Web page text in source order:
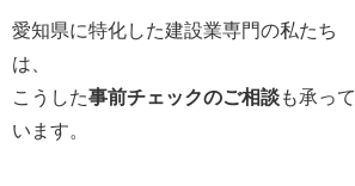
愛知県に特化した建設業専門の私たち
は、
こうした事前チェックのご相談も承って
います。